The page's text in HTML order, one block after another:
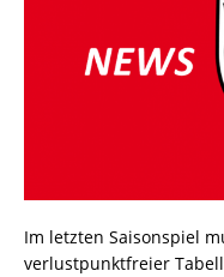
Im letzten Saisonspiel
verlustpunktfreier